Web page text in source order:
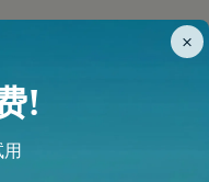
×
!
，能开启即加速成